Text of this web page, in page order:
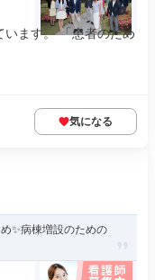
ます。 「患者のため
気になる
✨病棟増設のための